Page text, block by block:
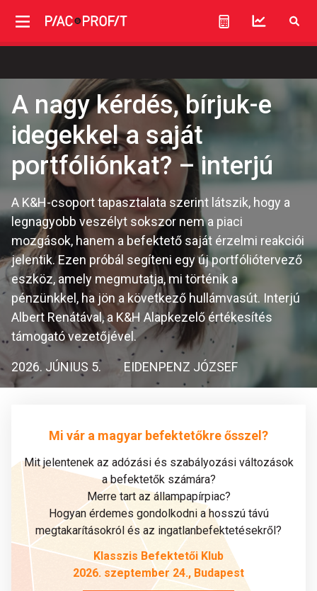
A nagy kérdés, bírjuk-e
idegekkel a saját
portfóliónkat? – interjú
A K&H-csoport tapasztalata szerint látszik, hogy a
legnagyobb veszélyt sokszor nem a piaci
mozgások, hanem a befektető saját érzelmi reakciói
jelentik. Ezen próbál segíteni egy új portfóliótervező
eszköz, amely megmutatja, mi történik a
pénzünkkel, ha jön a következő hullámvasút. Interjú
Albert Renátával, a K&H Alapkezelő értékesítés
támogató vezetőjével.
2026. JÚNIUS 5. EIDENPENZ JÓZSEF
Mi vár a magyar befektetőkre ősszel?
Mit jelentenek az adózási és szabályozási változások
a befektetők számára?
Merre tart az állampapírpiac?
Hogyan érdemes gondolkodni a hosszú távú
megtakarításokról és az ingatlanbefektetésekről?
Klasszis Befektetői Klub
2026. szeptember 24., Budapest